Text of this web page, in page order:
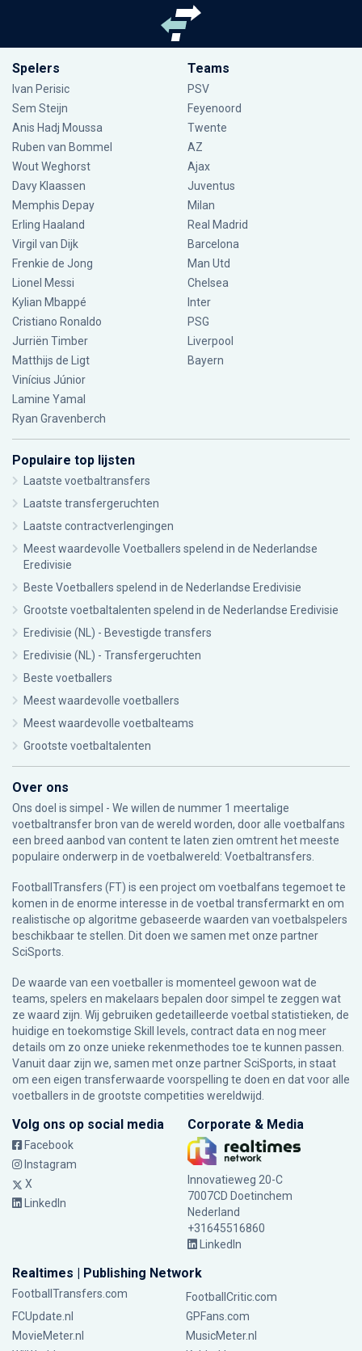
Spelers
Ivan Perisic
Sem Steijn
Anis Hadj Moussa
Ruben van Bommel
Wout Weghorst
Davy Klaassen
Memphis Depay
Erling Haaland
Virgil van Dijk
Frenkie de Jong
Lionel Messi
Kylian Mbappé
Cristiano Ronaldo
Jurriën Timber
Matthijs de Ligt
Vinícius Júnior
Lamine Yamal
Ryan Gravenberch
Teams
PSV
Feyenoord
Twente
AZ
Ajax
Juventus
Milan
Real Madrid
Barcelona
Man Utd
Chelsea
Inter
PSG
Liverpool
Bayern
Populaire top lijsten
Laatste voetbaltransfers
Laatste transfergeruchten
Laatste contractverlengingen
Meest waardevolle Voetballers spelend in de Nederlandse
Eredivisie
Beste Voetballers spelend in de Nederlandse Eredivisie
Grootste voetbaltalenten spelend in de Nederlandse Eredivisie
Eredivisie (NL) - Bevestigde transfers
Eredivisie (NL) - Transfergeruchten
Beste voetballers
Meest waardevolle voetballers
Meest waardevolle voetbalteams
Grootste voetbaltalenten
Over ons
Ons doel is simpel - We willen de nummer 1 meertalige
voetbaltransfer bron van de wereld worden, door alle voetbalfans
een breed aanbod van content te laten zien omtrent het meeste
populaire onderwerp in de voetbalwereld: Voetbaltransfers.
FootballTransfers (FT) is een project om voetbalfans tegemoet te
komen in de enorme interesse in de voetbal transfermarkt en om
realistische op algoritme gebaseerde waarden van voetbalspelers
beschikbaar te stellen. Dit doen we samen met onze partner
SciSports
De waarde van een voetballer is momenteel gewoon wat de
teams, spelers en makelaars bepalen door simpel te zeggen wat
ze waard zijn. Wij gebruiken gedetailleerde voetbal statistieken, de
huidige en toekomstige Skill levels, contract data en nog meer
details om zo onze unieke rekenmethodes toe te kunnen passen.
Vanuit daar zijn we, samen met onze partner SciSports, in staat
om een eigen transferwaarde voorspelling te doen en dat voor alle
voetballers in de grootste competities wereldwijd.
Volg ons op social media
Facebook
Instagram
X
LinkedIn
Corporate & Media
Innovatieweg 20-C
7007CD Doetinchem
Nederland
+31645516860
LinkedIn
Realtimes | Publishing Network
FootballTransfers.com
FootballCritic.com
FCUpdate.nl
GPFans.com
MovieMeter.nl
MusicMeter.nl